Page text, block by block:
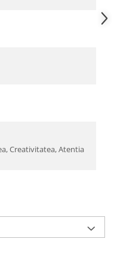
Creativitatea, Atentia